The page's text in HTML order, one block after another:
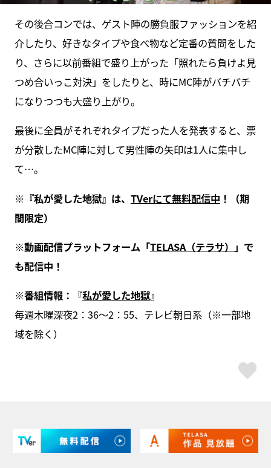
その後合コンでは、ゲスト陣の勝負服ファッションを紹
介したり、好きなタイプや食べ物など定番の質問をした
り、さらに以前番組で盛り上がった「照れたら負けよ見
つめ合いっこ対決」をしたりと、時にMC陣がバチバチ
になりつつも大盛り上がり。
最後に全員がそれぞれタイプだった人を発表すると、票
が分散したMC陣に対して男性陣の矢印は1人に集中し
て…。
※『私が愛した地獄』は、 TVerにて無料配信中 ！（期
間限定）
※動画配信プラットフォーム「TELASA（テラサ） 」で
も配信中！
※番組情報：『私が愛した地獄』
毎週木曜深夜2：36～2：55、テレビ朝日系（※一部地
域を除く）